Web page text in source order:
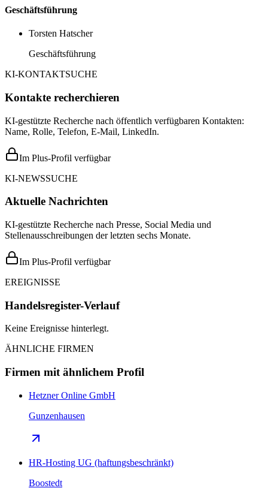
Geschäftsführung
Torsten Hatscher
Geschäftsführung
KI-KONTAKTSUCHE
Kontakte recherchieren
KI-gestützte Recherche nach öffentlich verfügbaren Kontakten:
Name, Rolle, Telefon, E-Mail, LinkedIn.
Im Plus-Profil verfügbar
KI-NEWSSUCHE
Aktuelle Nachrichten
KI-gestützte Recherche nach Presse, Social Media und
Stellenausschreibungen der letzten sechs Monate.
Im Plus-Profil verfügbar
EREIGNISSE
Handelsregister-Verlauf
Keine Ereignisse hinterlegt.
ÄHNLICHE FIRMEN
Firmen mit ähnlichem Profil
Hetzner Online GmbH
Gunzenhausen
HR-Hosting UG (haftungsbeschränkt)
Boostedt